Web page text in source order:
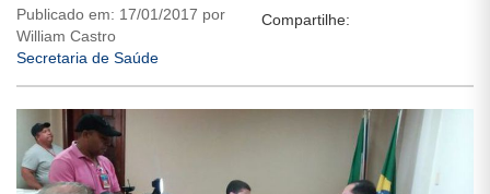
Publicado em: 17/01/2017 por
William Castro
Secretaria de Saúde
Compartilhe: